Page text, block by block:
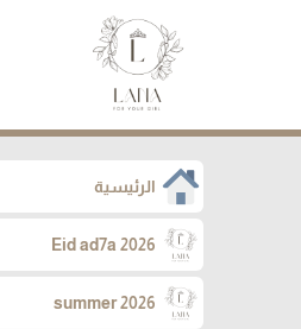
الرئيسية
Eid ad7a 2026
summer 2026